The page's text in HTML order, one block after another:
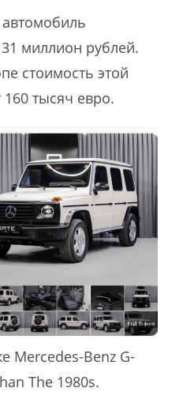
миллион рублей.
стоимость этой
тысяч евро.
Mercedes-Benz G-
The 1980s.